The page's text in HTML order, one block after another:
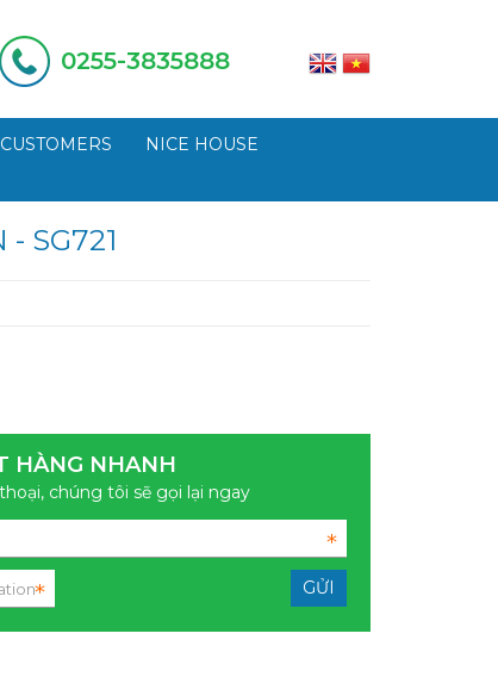
0255-3835888
NICE HOUSE
SG721
HÀNG NHANH
chúng tôi sẽ gọi lại ngay